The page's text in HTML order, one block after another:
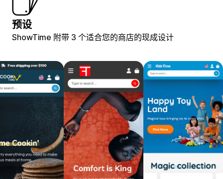
预设
ShowTime 附带 3 个适合您的商店的现成设计